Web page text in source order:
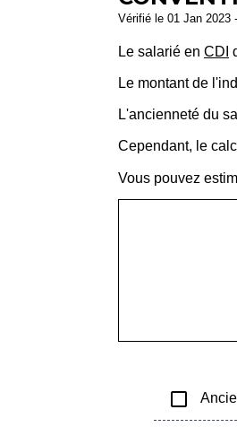
Vérifié le 01 Jan 2023
Le salarié en CDI
Le montant de
L'ancienneté du
Cependant, le
Vous pouvez
check_box_outline_blank